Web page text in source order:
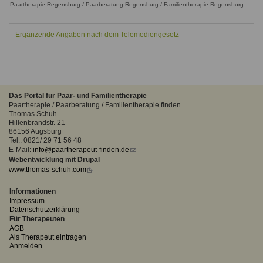
Qualität unserer Therapeuten
Veranstaltungen
Seminare und Kurse
Fortbildungen
Ausbildungsinstitute
Benutzername *
Passwort*
vergessen?
Anmelden
Links
Paartherapie Regensburg / Paarberatung Regensburg / Familientherapie Regensburg
Ergänzende Angaben nach dem Telemediengesetz
Das Portal für Paar- und Familientherapie
Paartherapie / Paarberatung / Familientherapie finden
Thomas Schuh
Hillenbrandstr. 21
86156 Augsburg
Tel.: 0821/ 29 71 56 48
E-Mail: info@paartherapeut-finden.de (link
Webentwicklung mit Drupal
www.thomas-schuh.com(link
Informationen
Impressum
Datenschutzerklärung
Für Therapeuten
AGB
Als Therapeut eintragen
Anmelden